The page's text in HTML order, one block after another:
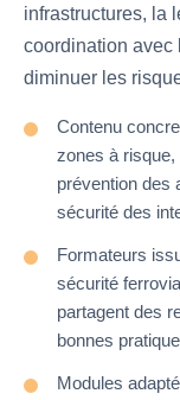
infrastructures, la
coordination avec
diminuer les
Contenu
zones à risque,
prévention des
sécurité des
Formateurs
sécurité
partagent des
bonnes
Modules